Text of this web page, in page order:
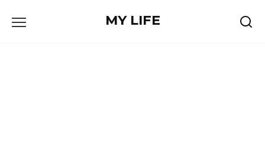
MY LIFE